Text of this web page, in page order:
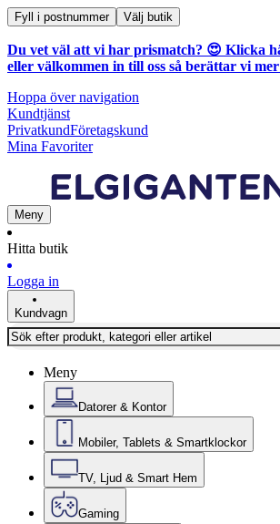
Fyll i postnummer Välj butik
Du vet väl att vi har prismatch? 😍 Klicka
eller välkommen in till oss så berättar vi
Hoppa över navigation
Kundtjänst
PrivatkundFöretagskund
Mina Favoriter
Meny
Hitta butik
Logga in
Kundvagn
Meny
Datorer & Kontor
Mobiler, Tablets & Smartklockor
TV, Ljud & Smart Hem
Gaming